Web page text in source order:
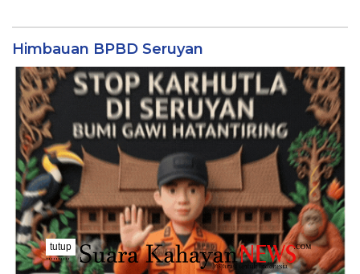
Himbauan BPBD Seruyan
tutup
..........